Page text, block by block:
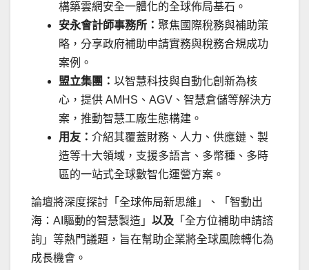
構築雲網安全一體化的全球佈局基石。
安永會計師事務所： 聚焦國際稅務與補助策
略，分享政府補助申請實務與稅務合規成功
案例。
盟立集團： 以智慧科技與自動化創新為核
心，提供 AMHS、AGV、智慧倉儲等解決方
案，推動智慧工廠生態構建。
用友： 介紹其覆蓋財務、人力、供應鏈、製
造等十大領域，支援多語言、多幣種、多時
區的一站式全球數智化運營方案。
論壇將深度探討「全球佈局新思維」、「智動出
海：AI驅動的智慧製造」 以及 「全方位補助申請諮
詢」等熱門議題，旨在幫助企業將全球風險轉化為
成長機會。